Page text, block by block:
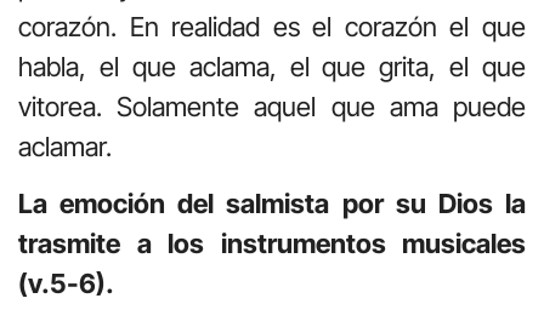
corazón. En realidad es el corazón el que
habla, el que aclama, el que grita, el que
vitorea. Solamente aquel que ama puede
aclamar.
La emoción del salmista por su Dios la
trasmite a los instrumentos musicales
(v.5-6).